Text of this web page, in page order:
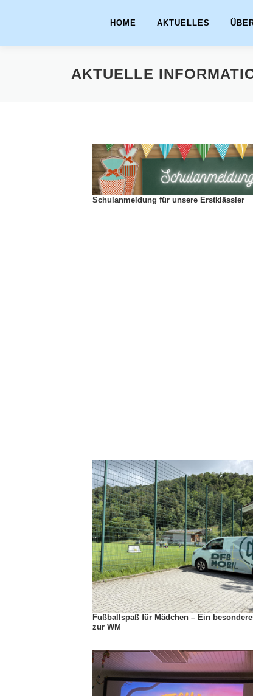
HOME AKTUELLES
AKTUELLE
Schulanmeldung für unsere Erstklässler
Fußballspaß für Mädchen – Ein
zur WM